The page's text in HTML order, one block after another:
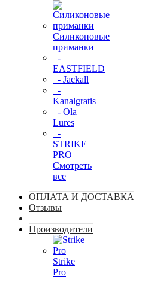
Силиконовые
приманки
-
EASTFIELD
- Jackall
-
Kanalgratis
- Ola
Lures
-
STRIKE
PRO
Смотреть
все
ОПЛАТА И ДОСТАВКА
Отзывы
Производители
Strike
Pro